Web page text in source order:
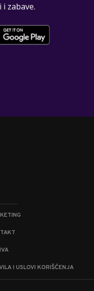
zabave.
I USLOVI KORIŠĆENJA